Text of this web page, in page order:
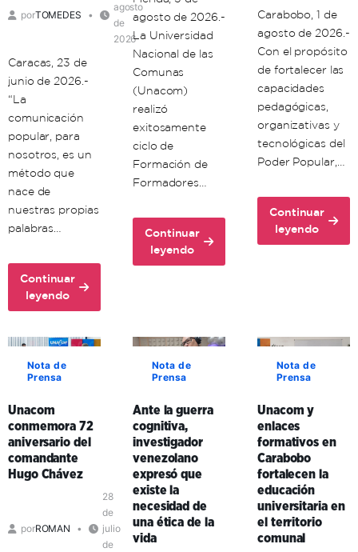
porTOMEDES
agosto
de
2026
Caracas, 23 de
junio de 2026.-
“La
comunicación
popular, para
nosotros, es un
método que
nace de
nuestras propias
palabras…
Continuar
leyendo
about
Comuna
Simón
Bolívar
adopta
comunicación
popular
como
clave
de
en
agosto de 2026.-
La Universidad
Nacional de las
Comunas
(Unacom)
realizó
exitosamente
ciclo de
Formación de
Formadores…
Continuar
leyendo
about
Unacon
de
Formación
de
en
Mérida
Carabobo, 1 de
agosto de 2026.-
Con el propósito
de fortalecer las
capacidades
pedagógicas,
organizativas y
tecnológicas del
Poder Popular,…
Continuar
leyendo
about
Unacom
de
sus
formadores
Aragua
y
Carabobo
Nota de
Prensa
Unacom
conmemora 72
aniversario del
comandante
Hugo Chávez
porROMAN
28
de
julio
de
Nota de
Prensa
Ante la guerra
cognitiva,
investigador
venezolano
expresó que
existe la
necesidad de
una ética de la
vida
Nota de
Prensa
Unacom y
enlaces
formativos en
Carabobo
fortalecen la
educación
universitaria en
el territorio
comunal